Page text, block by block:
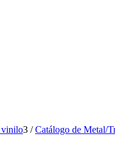
vinilo3 / Catálogo de Metal/